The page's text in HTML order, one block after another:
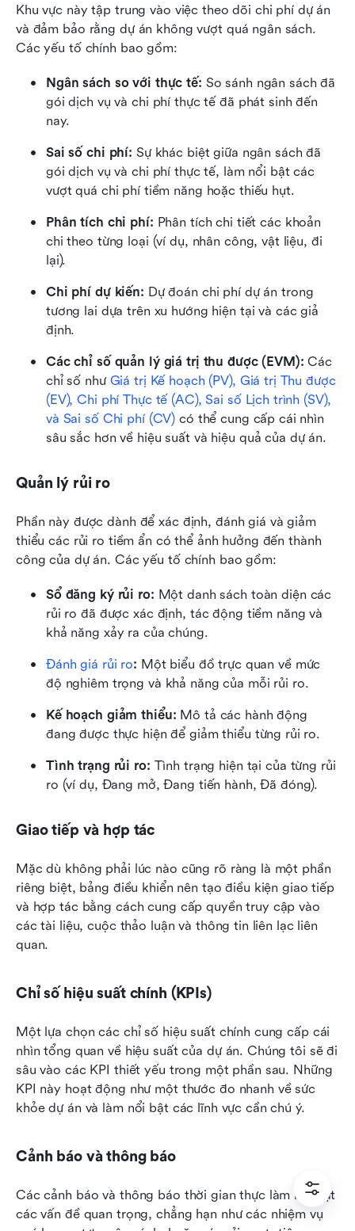
Khu vực này tập trung vào việc theo dõi chi phí dự án
và đảm bảo rằng dự án không vượt quá ngân sách.
Các yếu tố chính bao gồm:
Ngân sách so với thực tế: So sánh ngân sách đã
gói dịch vụ và chi phí thực tế đã phát sinh đến
nay.
Sai số chi phí: Sự khác biệt giữa ngân sách đã
gói dịch vụ và chi phí thực tế, làm nổi bật các
vượt quá chi phí tiềm năng hoặc thiếu hụt.
Phân tích chi phí: Phân tích chi tiết các khoản
chi theo từng loại (ví dụ, nhân công, vật liệu, đi
lại).
Chi phí dự kiến: Dự đoán chi phí dự án trong
tương lai dựa trên xu hướng hiện tại và các giả
định.
Các chỉ số quản lý giá trị thu được (EVM): Các
chỉ số như Giá trị Kế hoạch (PV), Giá trị Thu được
(EV), Chi phí Thực tế (AC), Sai số Lịch trình (SV),
và Sai số Chi phí (CV) có thể cung cấp cái nhìn
sâu sắc hơn về hiệu suất và hiệu quả của dự án.
Quản lý rủi ro
Phần này được dành để xác định, đánh giá và giảm
thiểu các rủi ro tiềm ẩn có thể ảnh hưởng đến thành
công của dự án. Các yếu tố chính bao gồm:
Sổ đăng ký rủi ro: Một danh sách toàn diện các
rủi ro đã được xác định, tác động tiềm năng và
khả năng xảy ra của chúng.
Đánh giá rủi ro: Một biểu đồ trực quan về mức
độ nghiêm trọng và khả năng của mỗi rủi ro.
Kế hoạch giảm thiểu: Mô tả các hành động
đang được thực hiện để giảm thiểu từng rủi ro.
Tình trạng rủi ro: Tình trạng hiện tại của từng rủi
ro (ví dụ, Đang mở, Đang tiến hành, Đã đóng).
Giao tiếp và hợp tác
Mặc dù không phải lúc nào cũng rõ ràng là một phần
riêng biệt, bảng điều khiển nên tạo điều kiện giao tiếp
và hợp tác bằng cách cung cấp quyền truy cập vào
các tài liệu, cuộc thảo luận và thông tin liên lạc liên
quan.
Chỉ số hiệu suất chính (KPIs)
Một lựa chọn các chỉ số hiệu suất chính cung cấp cái
nhìn tổng quan về hiệu suất của dự án. Chúng tôi sẽ đi
sâu vào các KPI thiết yếu trong một phần sau. Những
KPI này hoạt động như một thước đo nhanh về sức
khỏe dự án và làm nổi bật các lĩnh vực cần chú ý.
Cảnh báo và thông báo
Các cảnh báo và thông báo thời gian thực làm nổi bật
các vấn đề quan trọng, chẳng hạn như các nhiệm vụ